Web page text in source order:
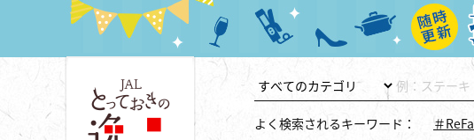
よく検索されるキーワード： ＃ReFa